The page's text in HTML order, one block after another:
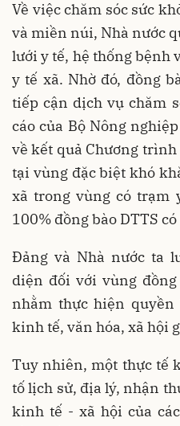
Về việc chăm sóc sức
và miền núi, Nhà nước
lưới y tế, hệ thống bệnh
y tế xã. Nhờ đó, đồng
tiếp cận dịch vụ chăm
cáo của Bộ Nông
về kết quả Chương
tại vùng đặc biệt khó
xã trong vùng có trạm
100% đồng bào DTTS
Đảng và Nhà nước ta
diện đối với vùng
nhằm thực hiện
kinh tế, văn hóa, xã hội
Tuy nhiên, một thực tế
tố lịch sử, địa lý, nhận
kinh tế - xã hội của